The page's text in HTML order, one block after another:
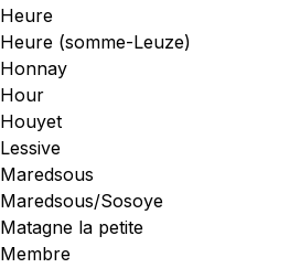
Heure
Heure (somme-Leuze)
Honnay
Hour
Houyet
Lessive
Maredsous
Maredsous/Sosoye
Matagne la petite
Membre